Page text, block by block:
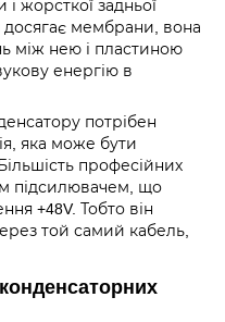
і жорсткої задньої
мембрани, вона
між нею і пластиною
енергію в
потрібен
яка може бути
професійних
підсилювачем, що
+48V. Тобто він
той самий кабель,